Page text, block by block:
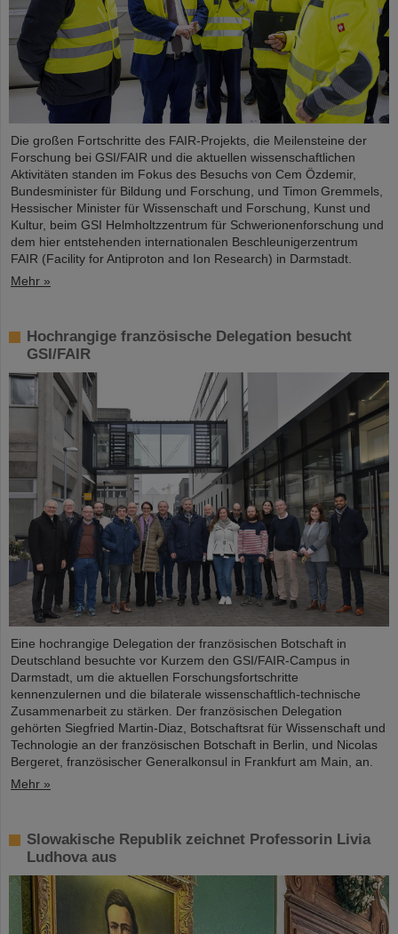
Die großen Fortschritte des FAIR-Projekts, die Meilensteine der
Forschung bei GSI/FAIR und die aktuellen wissenschaftlichen
Aktivitäten standen im Fokus des Besuchs von Cem Özdemir,
Bundesminister für Bildung und Forschung, und Timon Gremmels,
Hessischer Minister für Wissenschaft und Forschung, Kunst und
Kultur, beim GSI Helmholtzzentrum für Schwerionenforschung und
dem hier entstehenden internationalen Beschleunigerzentrum
FAIR (Facility for Antiproton and Ion Research) in Darmstadt.
Mehr »
Hochrangige französische Delegation besucht
GSI/FAIR
Eine hochrangige Delegation der französischen Botschaft in
Deutschland besuchte vor Kurzem den GSI/FAIR-Campus in
Darmstadt, um die aktuellen Forschungsfortschritte
kennenzulernen und die bilaterale wissenschaftlich-technische
Zusammenarbeit zu stärken. Der französischen Delegation
gehörten Siegfried Martin-Diaz, Botschaftsrat für Wissenschaft und
Technologie an der französischen Botschaft in Berlin, und Nicolas
Bergeret, französischer Generalkonsul in Frankfurt am Main, an.
Mehr »
Slowakische Republik zeichnet Professorin Livia
Ludhova aus